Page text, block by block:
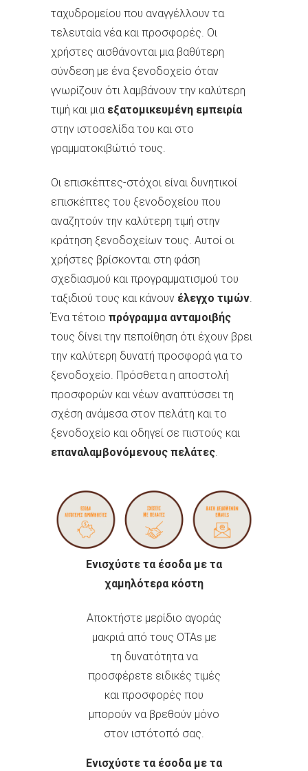
ταχυδρομείου που αναγγέλλουν τα
τελευταία νέα και προσφορές. Οι
χρήστες αισθάνονται μια βαθύτερη
σύνδεση με ένα ξενοδοχείο όταν
γνωρίζουν ότι λαμβάνουν την καλύτερη
τιμή και μια εξατομικευμένη εμπειρία
στην ιστοσελίδα του και στο
γραμματοκιβώτιό τους.
Οι επισκέπτες-στόχοι είναι δυνητικοί
επισκέπτες του ξενοδοχείου που
αναζητούν την καλύτερη τιμή στην
κράτηση ξενοδοχείων τους. Αυτοί οι
χρήστες βρίσκονται στη φάση
σχεδιασμού και προγραμματισμού του
ταξιδιού τους και κάνουν έλεγχο τιμών
Ένα τέτοιο πρόγραμμα ανταμοιβής
τους δίνει την πεποίθηση ότι έχουν βρει
την καλύτερη δυνατή προσφορά για το
ξενοδοχείο. Πρόσθετα η αποστολή
προσφορών και νέων αναπτύσσει τη
σχέση ανάμεσα στον πελάτη και το
ξενοδοχείο και οδηγεί σε πιστούς και
επαναλαμβονόμενους πελάτες
Ενισχύστε τα έσοδα με τα
χαμηλότερα κόστη
Αποκτήστε μερίδιο αγοράς
μακριά από τους ΟΤΑs με
τη δυνατότητα να
προσφέρετε ειδικές τιμές
και προσφορές που
μπορούν να βρεθούν μόνο
στον ιστότοπό σας.
Ενισχύστε τα έσοδα με τα